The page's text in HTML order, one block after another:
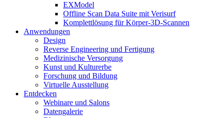
EXModel
Offline Scan Data Suite mit Verisurf
Komplettlösung für Körper-3D-Scannen
Anwendungen
Design
Reverse Engineering und Fertigung
Medizinische Versorgung
Kunst und Kulturerbe
Forschung und Bildung
Virtuelle Ausstellung
Entdecken
Webinare und Salons
Datengalerie